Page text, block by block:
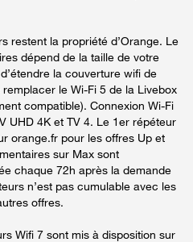
restent la propriété d’Orange. Le
dépend de la taille de votre
la couverture wifi de
le Wi-Fi 5 de la Livebox
compatible). Connexion Wi-Fi
UHD 4K et TV 4. Le 1er répéteur
orange.fr pour les offres Up et
sur Max sont
chaque 72h après la demande
n’est pas cumulable avec les
offres.
Wifi 7 sont mis à disposition sur